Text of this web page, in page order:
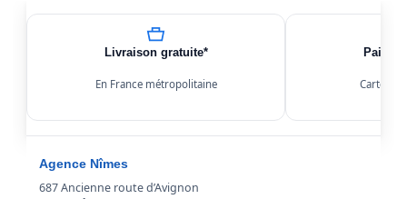
Livraison gratuite*
En France métropolitaine Carte,
Agence Nîmes
687 Ancienne route d’Avignon